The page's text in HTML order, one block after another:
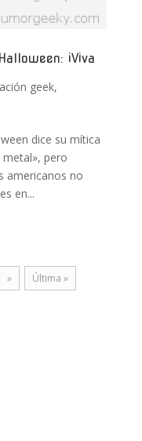
¡Viva
geek,
dice su mítica
pero
americanos no
en...
» Última »